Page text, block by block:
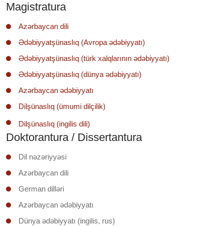
Magistratura
Azərbaycan dili
Ədəbiyyatşünaslıq (Avropa ədəbiyyatı)
Ədəbiyyatşünaslıq (türk xalqlarının ədəbiyyatı)
Ədəbiyyatşünaslıq (dünya ədəbiyyatı)
Azərbaycan ədəbiyyatı
Dilşünaslıq (ümumi dilçilik)
Dilşünaslıq (ingilis dili)
Doktorantura / Dissertantura
Dil nəzəriyyəsi
Azərbaycan dili
German dilləri
Azərbaycan ədəbiyyatı
Dünya ədəbiyyatı (ingilis, rus)